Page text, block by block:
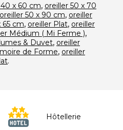
x 60 cm, oreiller 50 x 70
oreiller 50 x 90 cm, oreiller
65 cm, oreiller Plat, oreiller
Médium ( Mi Ferme ),
& Duvet, oreiller
de Forme, oreiller
.
Hôtellerie